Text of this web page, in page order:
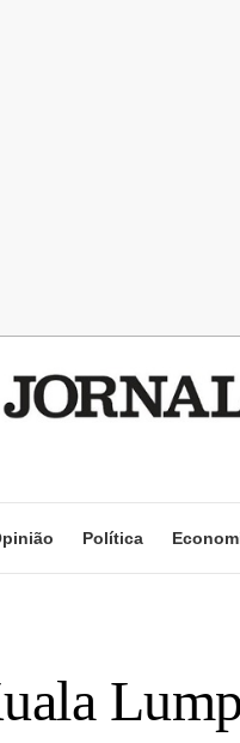
Política